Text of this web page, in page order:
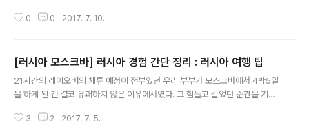
갈음할 수 있다고 볼 수 있다.(갑자기 말투가...) (이젠 컴퓨터도 안 켜고 모바일
가에서는 팁 문화는 거의 사라졌다. 많은 식당에서 음식값에 서비스 차지를 더
해서 청구하는 경우가 많고(계산하기 전까지는 모른다) 그렇지 않더라도 팁을
줘야하는 의무는 없다. 다만, 서비스가 마음에 들 경우 계산서에 서명하기 전,..
0 0 2017. 7. 10.
[러시아 모스크바] 러시아 경험 간단 정리 : 러시아 여행 팁
21시간의 레이오버의 체류 예정이 전부였던 우리 부부가 모스코바에서 4박5일
을 하게 된 건 결코 유쾌하지 않은 이유에서였다. 그 힘들고 길었던 순간을 기록
경험에 대한 생각을 적어보기로.. 1. 러시아는 언어가 안 통하는 한국같이 느껴
3 2 2017. 7. 5.